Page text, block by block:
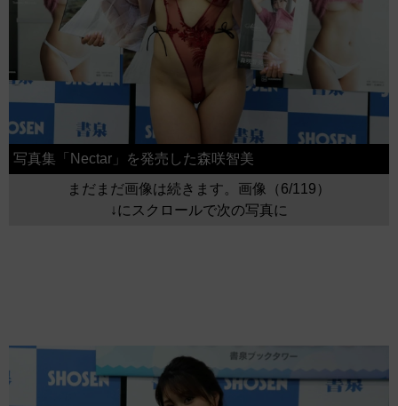
写真集「Nectar」を発売した森咲智美
まだまだ画像は続きます。画像（6/119）
↓にスクロールで次の写真に